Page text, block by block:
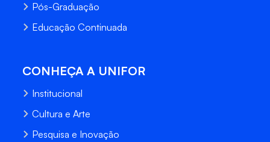
Pós-Graduação
Educação Continuada
CONHEÇA A UNIFOR
Institucional
Cultura e Arte
Pesquisa e Inovação